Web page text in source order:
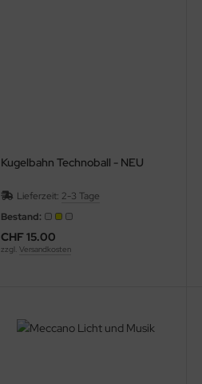
Kugelbahn Technoball - NEU
Lieferzeit: 2-3 Tage
Bestand:
CHF 15.00
zzgl. Versandkosten